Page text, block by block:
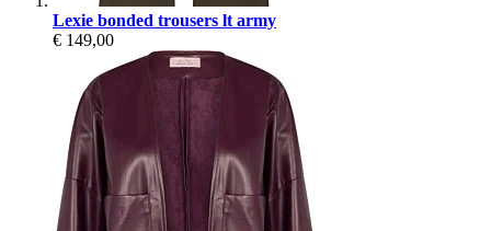
Lexie bonded trousers lt army
€ 149,00